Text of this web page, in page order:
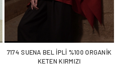
7174 SUENA BEL İPLİ %100 ORGANİK
KETEN KIRMIZI